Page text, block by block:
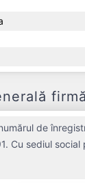
firmă
de
sediul